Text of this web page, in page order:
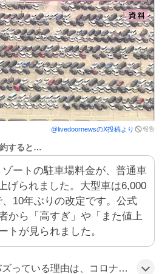
@livedoornewsのX投稿より 報告
すると…
ートの駐車場料金が、普通車
げられました。大型車は6,000
10年ぶりの改定です。公式
から「高すぎ」や「また値上
トが見られました。
保が課題となり、オリエンタルランドが駐車場料金を見直したことがきっかけで、家族連れや車利用者の負担感が注目された可能性がある。